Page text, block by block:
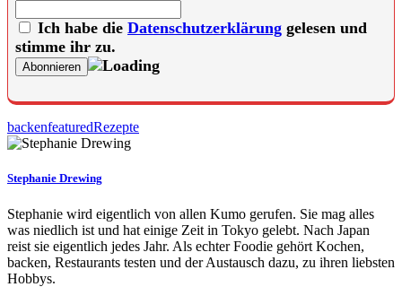
Ich habe die Datenschutzerklärung gelesen und
stimme ihr zu.
backenfeaturedRezepte
Stephanie Drewing
Stephanie wird eigentlich von allen Kumo gerufen. Sie mag alles
was niedlich ist und hat einige Zeit in Tokyo gelebt. Nach Japan
reist sie eigentlich jedes Jahr. Als echter Foodie gehört Kochen,
backen, Restaurants testen und der Austausch dazu, zu ihren liebsten
Hobbys.